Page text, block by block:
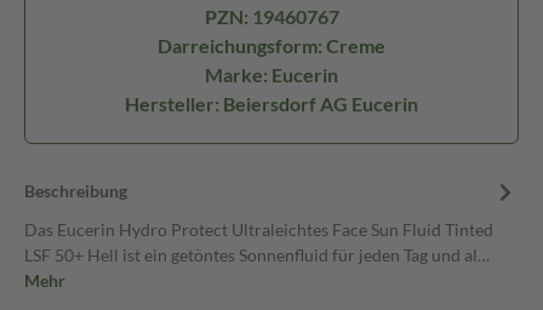
PZN: 19460767
Darreichungsform: Creme
Marke: Eucerin
Hersteller: Beiersdorf AG Eucerin
Beschreibung
Das Eucerin Hydro Protect Ultraleichtes Face Sun Fluid Tinted
LSF 50+ Hell ist ein getöntes Sonnenfluid für jeden Tag und al…
Mehr